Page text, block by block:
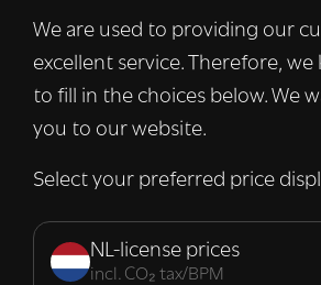
We are used to providing our
excellent service. Therefore, we
to fill in the choices below. We
you to our website.
Select your preferred price
NL-license prices
incl. CO₂ tax/BPM
informatie over uw gebruik
met onze advertentie- en
die deze kunnen combineren
informatie die u aan hen heeft
van hun diensten. Lees verder
Strikt
noodzakelijk
Prestatie